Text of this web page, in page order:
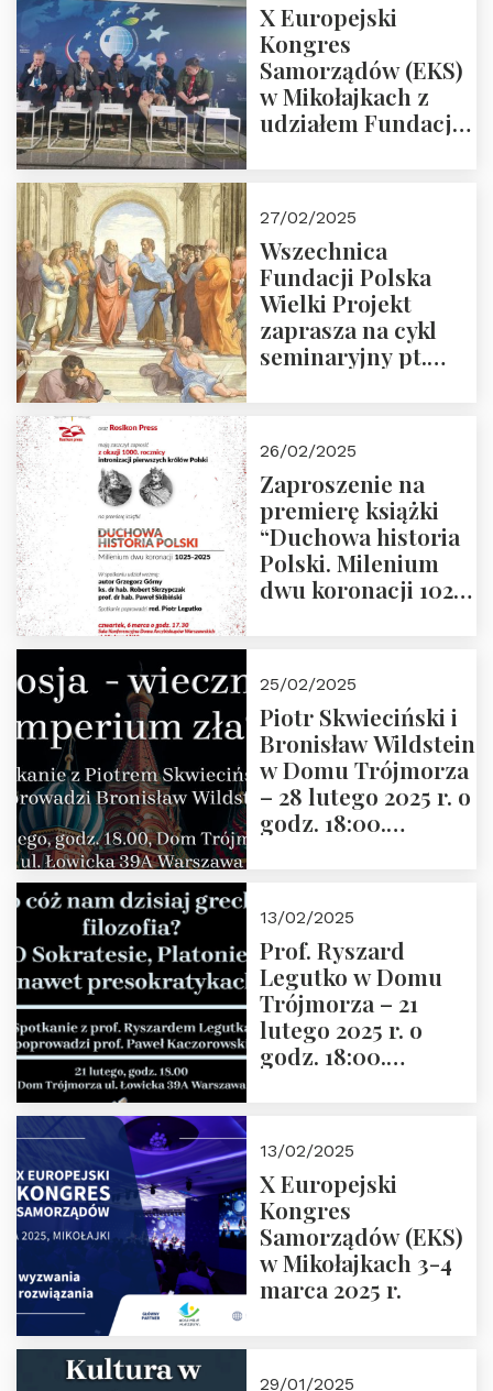
X Europejski
Kongres
Samorządów (EKS)
w Mikołajkach z
udziałem Fundacji
27/02/2025
Wszechnica
Fundacji Polska
Wielki Projekt
zaprasza na cykl
seminaryjny pt.
26/02/2025
Zaproszenie na
premierę książki
“Duchowa historia
Polski. Milenium
dwu koronacji 1025-
2025 r. godz. 17:30,
DAW ul. Miodowa
17/19
25/02/2025
Piotr Skwieciński i
Bronisław Wildstein
w Domu Trójmorza
– 28 lutego 2025 r. o
godz. 18:00.
13/02/2025
Prof. Ryszard
Legutko w Domu
Trójmorza – 21
lutego 2025 r. o
godz. 18:00.
Zapraszamy
13/02/2025
X Europejski
Kongres
Samorządów (EKS)
w Mikołajkach 3-4
marca 2025 r.
29/01/2025